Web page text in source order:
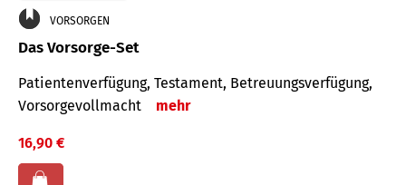
VORSORGEN
Das Vorsorge-Set
Patienten­ver­fügung, Testa­ment, Be­treuungs­verfü­gung,
Vor­sorge­voll­macht
mehr
16,90 €